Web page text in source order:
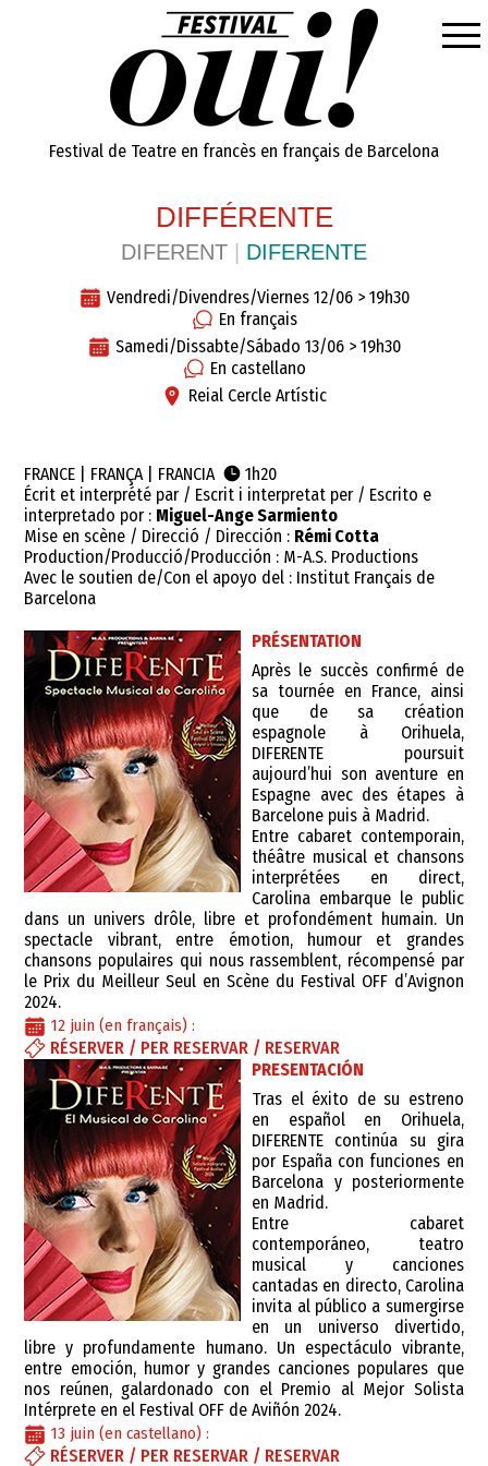
Festival de Teatre en francès en français de Barcelona
DIFFÉRENTE
DIFERENT DIFERENTE
Vendredi/Divendres/Viernes 12/06 > 19h30
En français
Samedi/Dissabte/Sábado 13/06 > 19h30
En castellano
Reial Cercle Artístic
FRANCE | FRANÇA | FRANCIA
1h20
Écrit et interprété par / Escrit i interpretat per / Escrito e
interpretado por : Miguel-Ange Sarmiento
Mise en scène / Direcció / Dirección : Rémi Cotta
Production/Producció/Producción : M-A.S. Productions
Avec le soutien de/Con el apoyo del : Institut Français de
Barcelona
PRÉSENTATION
Après le succès confirmé de
sa tournée en France, ainsi
que de sa création
espagnole à Orihuela,
DIFERENTE poursuit
aujourd’hui son aventure en
Espagne avec des étapes à
Barcelone puis à Madrid.
Entre cabaret contemporain,
théâtre musical et chansons
interprétées en direct,
Carolina embarque le public
dans un univers drôle, libre et profondément humain. Un
spectacle vibrant, entre émotion, humour et grandes
chansons populaires qui nous rassemblent, récompensé par
le Prix du Meilleur Seul en Scène du Festival OFF d’Avignon
2024.
12 juin (en français) :
RÉSERVER / PER RESERVAR / RESERVAR
PRESENTACIÓN
Tras el éxito de su estreno
en español en Orihuela,
DIFERENTE continúa su gira
por España con funciones en
Barcelona y posteriormente
en Madrid.
Entre cabaret
contemporáneo, teatro
musical y canciones
cantadas en directo, Carolina
invita al público a sumergirse
en un universo divertido,
libre y profundamente humano. Un espectáculo vibrante,
entre emoción, humor y grandes canciones populares que
nos reúnen, galardonado con el Premio al Mejor Solista
Intérprete en el Festival OFF de Aviñón 2024.
13 juin (en castellano) :
RÉSERVER / PER RESERVAR / RESERVAR